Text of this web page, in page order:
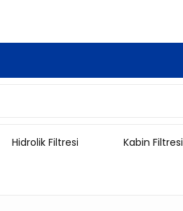
Hidrolik Filtresi Kabin Filtresi